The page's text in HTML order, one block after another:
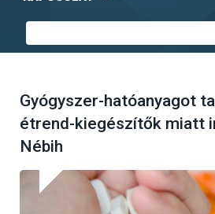
Gyógyszer-hatóanyagot
étrend-kiegészítők miatt
Nébih